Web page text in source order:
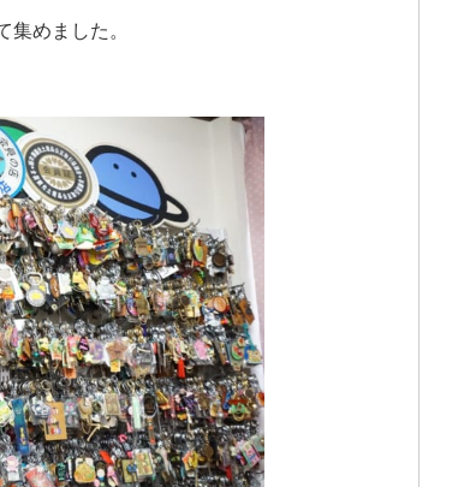
めました。